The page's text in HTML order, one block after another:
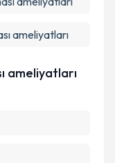
ameliyatları
ameliyatları